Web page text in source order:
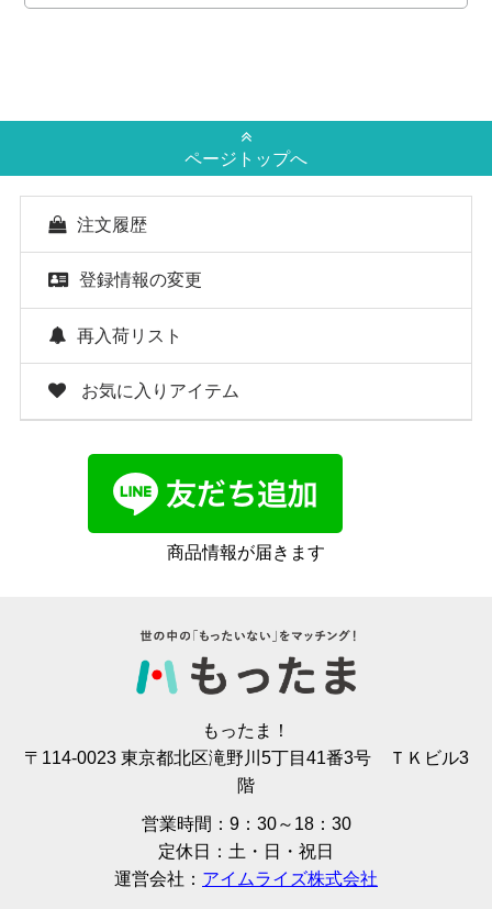
ページトップへ
注文履歴
登録情報の変更
再入荷リスト
お気に入りアイテム
商品情報が届きます
もったま！
〒114-0023 東京都北区滝野川5丁目41番3号 ＴＫビル3
階
営業時間：9：30～18：30
定休日：土・日・祝日
運営会社： アイムライズ株式会社